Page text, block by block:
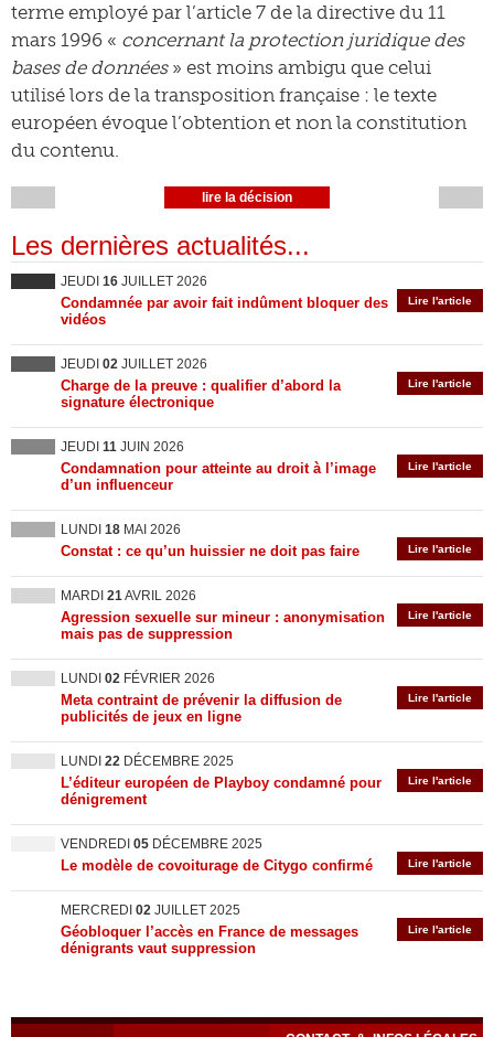
terme employé par l’article 7 de la directive du 11
mars 1996 « concernant la protection juridique des
bases de données» est moins ambigu que celui
utilisé lors de la transposition française : le texte
européen évoque l’obtention et non la constitution
du contenu.
lire la décision
Les dernières actualités...
JEUDI 16 JUILLET 2026
Lire l'article
Condamnée par avoir fait indûment bloquer des
vidéos
JEUDI 02 JUILLET 2026
Lire l'article
Charge de la preuve : qualifier d’abord la
signature électronique
JEUDI 11 JUIN 2026
Lire l'article
Condamnation pour atteinte au droit à l’image
d’un influenceur
LUNDI 18 MAI 2026
Lire l'article
Constat : ce qu’un huissier ne doit pas faire
MARDI 21AVRIL 2026
Lire l'article
Agression sexuelle sur mineur : anonymisation
mais pas de suppression
LUNDI 02 FÉVRIER 2026
Lire l'article
Meta contraint de prévenir la diffusion de
publicités de jeux en ligne
LUNDI 22 DÉCEMBRE 2025
Lire l'article
L’éditeur européen de Playboy condamné pour
dénigrement
VENDREDI 05 DÉCEMBRE 2025
Lire l'article
Le modèle de covoiturage de Citygo confirmé
MERCREDI 02 JUILLET 2025
Lire l'article
Géobloquer l’accès en France de messages
dénigrants vaut suppression